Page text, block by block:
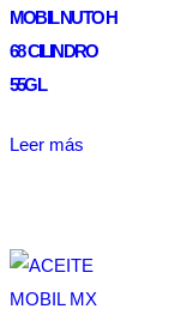
MOBIL NUTO H
68 CILINDRO
55GL
Leer más